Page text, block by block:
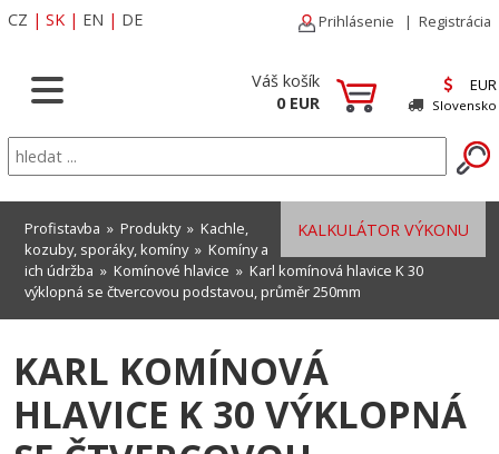
CZ | SK | EN | DE Prihlásenie | Registrácia
Váš košík
0 EUR
EUR
Slovensko
KALKULÁTOR VÝKONU
Profistavba » Produkty» Kachle,
kozuby, sporáky, komíny» Komíny a
ich údržba » Komínové hlavice » Karl komínová hlavice K 30
výklopná se čtvercovou podstavou, průměr 250mm
KARL KOMÍNOVÁ
HLAVICE K 30 VÝKLOPNÁ